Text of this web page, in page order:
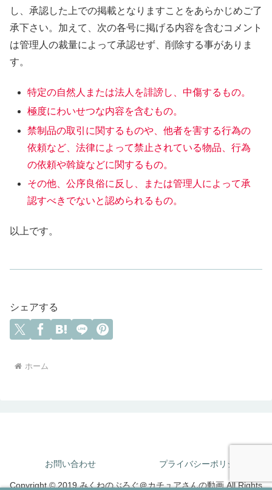
し、承認した上での掲載となりますことをあらかじめご了
承下さい。加えて、次の各号に掲げる内容を含むコメント
は管理人の裁量によって承認せず、削除する事がありま
す。
特定の自然人または法人を誹謗し、中傷するもの。
極度にわいせつな内容を含むもの。
禁制品の取引に関するものや、他者を害する行為の
依頼など、法律によって禁止されている物品、行為
の依頼や斡旋などに関するもの。
その他、公序良俗に反し、または管理人によって承
認すべきでないと認められるもの。
以上です。
シェアする
ホーム
お問い合わせ プライバシーポリシー
Copyright © 2019 みくねのぶろぐ＠カチュアさんの動画 All Rights